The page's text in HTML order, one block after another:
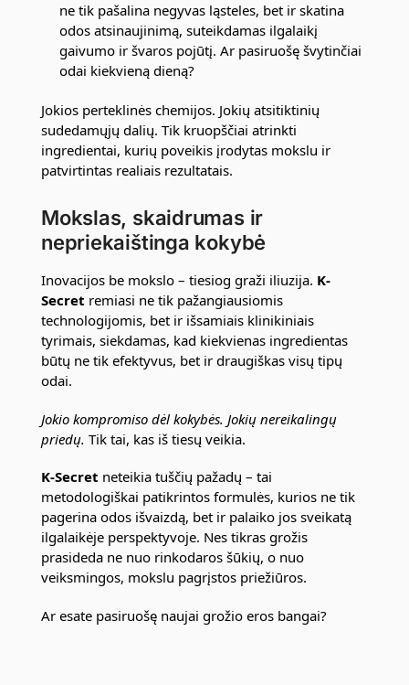
ne tik pašalina negyvas ląsteles, bet ir skatina
odos atsinaujinimą, suteikdamas ilgalaikį
gaivumo ir švaros pojūtį. Ar pasiruošę švytinčiai
odai kiekvieną dieną?
Jokios perteklinės chemijos. Jokių atsitiktinių
sudedamųjų dalių. Tik kruopščiai atrinkti
ingredientai, kurių poveikis įrodytas mokslu ir
patvirtintas realiais rezultatais.
Mokslas, skaidrumas ir
nepriekaištinga kokybė
Inovacijos be mokslo – tiesiog graži iliuzija. K-
Secret remiasi ne tik pažangiausiomis
technologijomis, bet ir išsamiais klinikiniais
tyrimais, siekdamas, kad kiekvienas ingredientas
būtų ne tik efektyvus, bet ir draugiškas visų tipų
odai.
Jokio kompromiso dėl kokybės. Jokių nereikalingų
priedų. Tik tai, kas iš tiesų veikia.
K-Secret neteikia tuščių pažadų – tai
metodologiškai patikrintos formulės, kurios ne tik
pagerina odos išvaizdą, bet ir palaiko jos sveikatą
ilgalaikėje perspektyvoje. Nes tikras grožis
prasideda ne nuo rinkodaros šūkių, o nuo
veiksmingos, mokslu pagrįstos priežiūros.
Ar esate pasiruošę naujai grožio eros bangai?